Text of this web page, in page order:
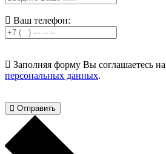
Ваш телефон:
Заполняя форму Вы соглашаетесь на
персональных данных.
Отправить